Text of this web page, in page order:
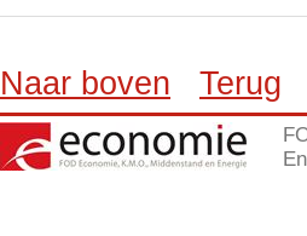
Naar boven Terug